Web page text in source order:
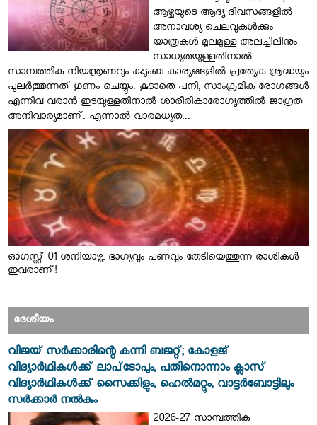
ആഴ്ചയുടെ ആദ്യ ദിവസങ്ങളിൽ
അനാവശ്യ ചെലവുകൾക്കും
യാത്രകൾ മൂലമുള്ള അലച്ചിലിനും
സാധ്യതയുള്ളതിനാൽ
സാമ്പത്തിക നിയന്ത്രണവും കുടുംബ കാര്യങ്ങളിൽ പ്രത്യേക ശ്രദ്ധയും
പുലർത്തുന്നത് ഗുണം ചെയ്യും. കൂടാതെ പനി, സാംക്രമിക രോഗങ്ങൾ
എന്നിവ വരാൻ ഇടയുള്ളതിനാൽ ശാരീരികാരോഗ്യത്തിൽ ജാഗ്രത
അനിവാര്യമാണ്. എന്നാൽ വാരമധ്യത...
ഓഗസ്റ്റ് 01 ശനിയാഴ്ച: ഭാഗ്യവും പണവും തേടിയെത്തുന്ന രാശികൾ
ഇവരാണ്!
ദേശീയം
വിജയ് സര്‍ക്കാരിന്റെ കന്നി ബജറ്റ്; കോളജ്
വിദ്യാര്‍ഥികള്‍ക്ക് ലാപ്‌ടോപും, പതിനൊന്നാം ക്ലാസ്
വിദ്യാര്‍ഥികള്‍ക്ക് സൈക്കിളും, ഹെല്‍മറ്റും, വാട്ടര്‍ബോട്ടിലും
സര്‍ക്കാര്‍ നല്‍കും
2026-27 സാമ്പത്തിക